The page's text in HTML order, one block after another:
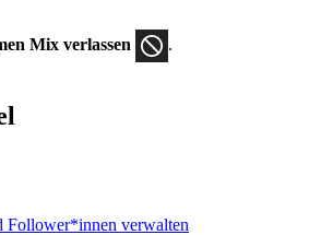
Mix verlassen .
Follower*innen verwalten